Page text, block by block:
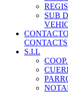
SUB
CONTACTS
S.I.L